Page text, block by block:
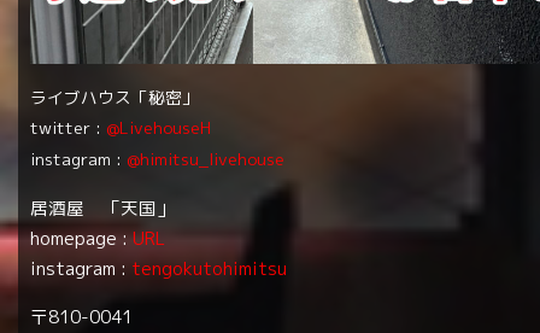
ライブハウス「秘密」
twitter : @LivehouseH
instagram : @himitsu_livehouse
居酒屋 「天国」
homepage :URL
instagram : tengokutohimitsu
〒810-0041